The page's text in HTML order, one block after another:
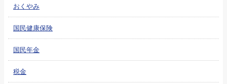
おくやみ
国民健康保険
国民年金
税金